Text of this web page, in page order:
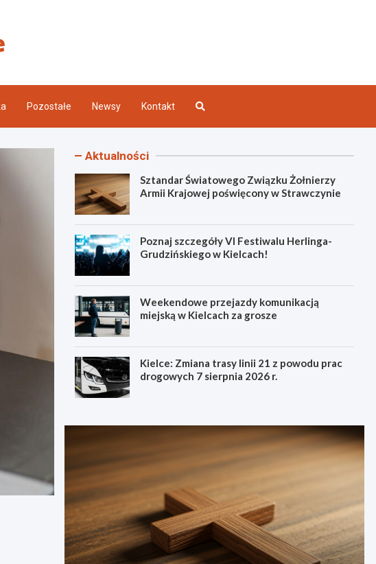
Pozostałe Newsy Kontakt
Aktualności
Sztandar Światowego Związku Żołnierzy
Armii Krajowej poświęcony w Strawczynie
Poznaj szczegóły VI Festiwalu Herlinga-
Grudzińskiego w Kielcach!
Weekendowe przejazdy komunikacją
miejską w Kielcach za grosze
Kielce: Zmiana trasy linii 21 z powodu prac
drogowych 7 sierpnia 2026 r.